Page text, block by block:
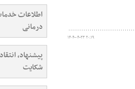
۱۴۰۴-۰۴-۲۳ ۲۰:۱۹
اطلاعات
درمانی
پیشنهاد،
شکایت